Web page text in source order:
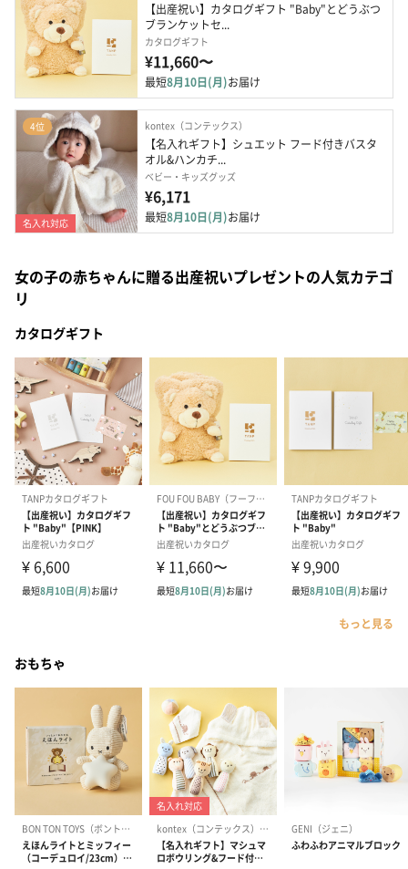
【出産祝い】カタログギフト "Baby"とどうぶつ
ブランケットセ...
カタログギフト
¥11,660〜
最短8月10日(月)お届け
4位
名入れ対応
kontex（コンテックス）
【名入れギフト】シュエット フード付きバスタ
オル&ハンカチ...
ベビー・キッズグッズ
¥6,171
最短8月10日(月)お届け
女の子の赤ちゃんに贈る出産祝いプレゼントの人気カテゴ
リ
カタログギフト
もっと見る
おもちゃ